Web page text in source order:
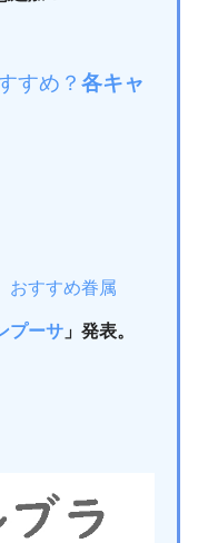
すめ？ 各キャ
おすすめ眷属
プーサ 」発表。